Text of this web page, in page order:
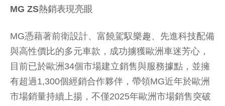
MG ZS熱銷表現亮眼
MG憑藉著前衛設計、富饒駕馭樂趣、先進科技配備
與高性價比的多元車款，成功擄獲歐洲車迷芳心，
目前已於歐洲34個市場建立銷售與服務據點，並擁
有超過1,300個經銷合作夥伴，帶領MG近年於歐洲
市場銷量持續上揚，不僅2025年歐洲市場銷售突破